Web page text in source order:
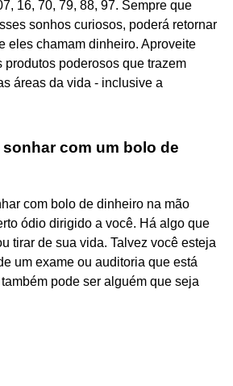
16, 70, 79, 88, 97. Sempre que
sonhos curiosos, poderá retornar
eles chamam dinheiro. Aproveite
produtos poderosos que trazem
áreas da vida - inclusive a
com um bolo de
com bolo de dinheiro na mão
ódio dirigido a você. Há algo que
tirar de sua vida. Talvez você esteja
um exame ou auditoria que está
pode ser alguém que seja